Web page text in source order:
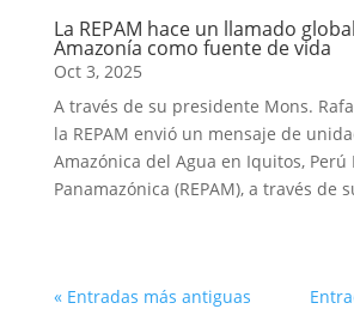
La REPAM hace un llamado
Amazonía como fuente de vida
Oct 3, 2025
A través de su presidente Mons.
la REPAM envió un mensaje de
Amazónica del Agua en Iquitos, Perú
Panamazónica (REPAM), a través de
« Entradas más antiguas